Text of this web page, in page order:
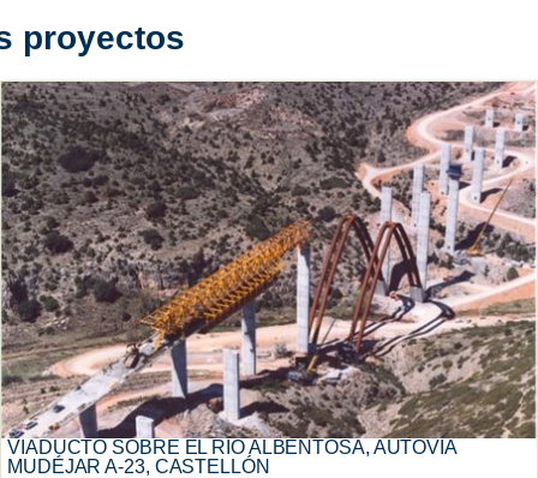
proyectos
VIADUCTO SOBRE EL RÍO ALBENTOSA, AUTOVÍA
MUDÉJAR A-23, CASTELLÓN